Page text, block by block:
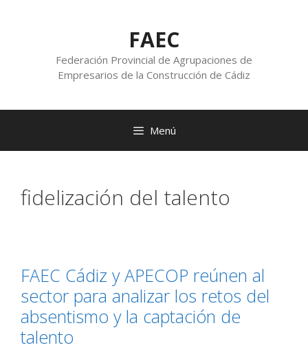
FAEC
Federación Provincial de Agrupaciones de
Empresarios de la Construcción de Cádiz
Menú
fidelización del talento
FAEC Cádiz y APECOP reúnen al
sector para analizar los retos del
absentismo y la captación de
talento